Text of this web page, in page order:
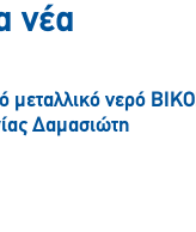
νέα
μεταλλικό νερό
Δαμασιώτη